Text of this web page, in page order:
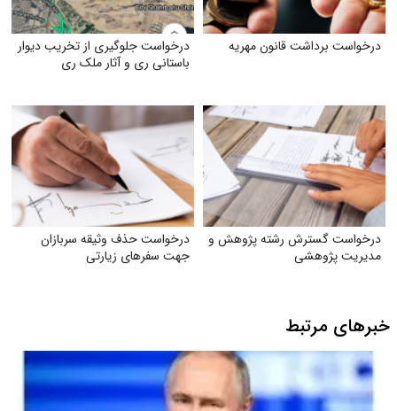
درخواست برداشت قانون مهریه
درخواست جلوگیری از تخریب دیوار
باستانی ری و آثار ملک ری
درخواست گسترش رشته پژوهش و
مدیریت پژوهشی
درخواست حذف وثیقه سربازان
جهت سفرهای زیارتی
خبرهای مرتبط